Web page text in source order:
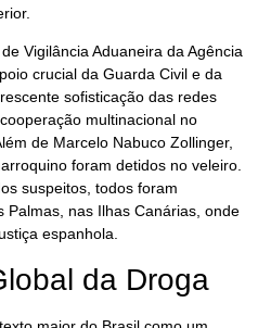
Vigilância Aduaneira da Agência
crucial da Guarda Civil e da
sofisticação das redes
multinacional no
de Marcelo Nabuco Zollinger,
foram detidos no veleiro.
suspeitos, todos foram
nas Ilhas Canárias, onde
espanhola.
da Droga